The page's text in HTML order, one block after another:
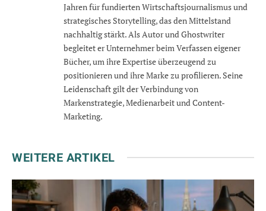
Jahren für fundierten Wirtschaftsjournalismus und
strategisches Storytelling, das den Mittelstand
nachhaltig stärkt. Als Autor und Ghostwriter
begleitet er Unternehmer beim Verfassen eigener
Bücher, um ihre Expertise überzeugend zu
positionieren und ihre Marke zu profilieren. Seine
Leidenschaft gilt der Verbindung von
Markenstrategie, Medienarbeit und Content-
Marketing.
WEITERE ARTIKEL